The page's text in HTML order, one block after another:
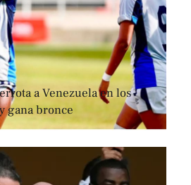
a Venezuela en los
gana bronce